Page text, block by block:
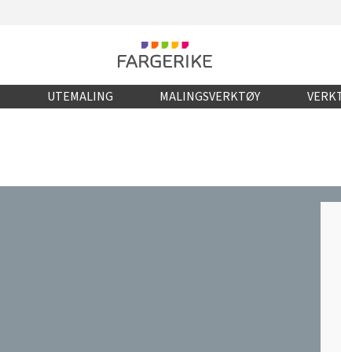
UTEMALING MALINGSVERKTØY